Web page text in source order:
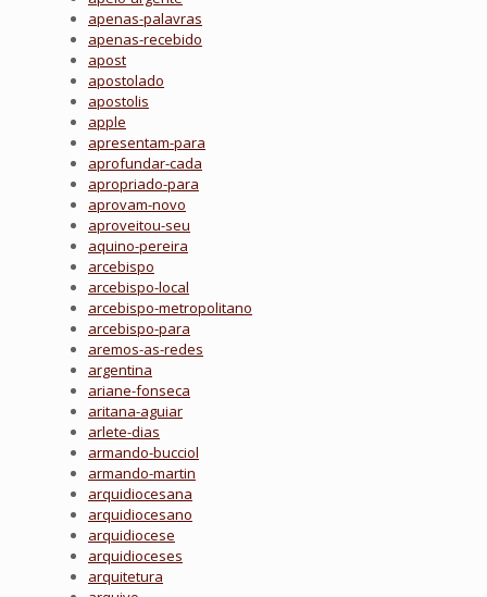
apenas-palavras
apenas-recebido
apost
apostolado
apostolis
apple
apresentam-para
aprofundar-cada
apropriado-para
aprovam-novo
aproveitou-seu
aquino-pereira
arcebispo
arcebispo-local
arcebispo-metropolitano
arcebispo-para
aremos-as-redes
argentina
ariane-fonseca
aritana-aguiar
arlete-dias
armando-bucciol
armando-martin
arquidiocesana
arquidiocesano
arquidiocese
arquidioceses
arquitetura